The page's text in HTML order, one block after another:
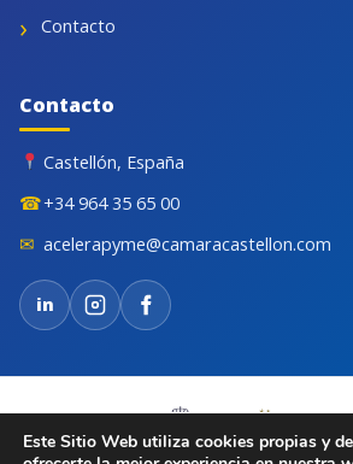
Contacto
Contacto
Castellón, España
☎+34 964 35 65 00
✉ acelerapyme@camaracastellon.com
in
Este Sitio Web utiliza cookies propias y